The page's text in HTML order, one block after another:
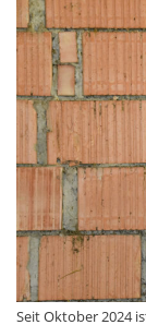
Seit Oktober 2024